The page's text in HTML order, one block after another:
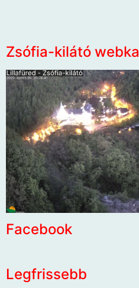
Zsófia-kilátó
Facebook
Legfrissebb